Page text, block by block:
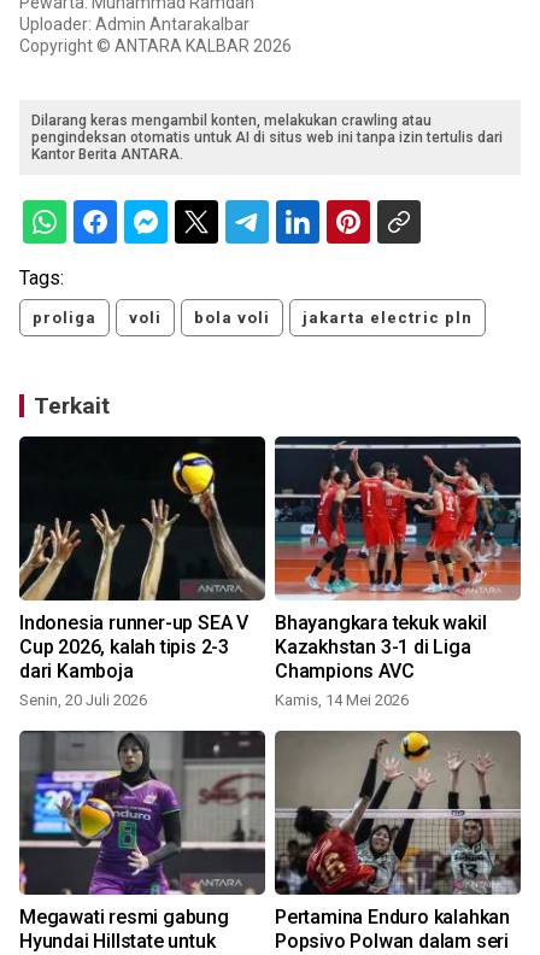
Uploader: Admin Antarakalbar
Copyright © ANTARA KALBAR 2026
Dilarang keras mengambil konten, melakukan crawling atau
pengindeksan otomatis untuk AI di situs web ini tanpa izin tertulis dari
Kantor Berita ANTARA.
Tags:
proliga voli bola voli jakarta electric pln
Terkait
Indonesia runner-up SEA V
Cup 2026, kalah tipis 2-3
dari Kamboja
Senin, 20 Juli 2026
Bhayangkara tekuk wakil
Kazakhstan 3-1 di Liga
Champions AVC
Kamis, 14 Mei 2026
Megawati resmi gabung
Hyundai Hillstate untuk
Pertamina Enduro kalahkan
Popsivo Polwan dalam seri